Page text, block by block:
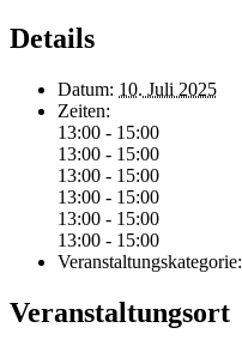
Details
Datum: 10. Juli 2025
Zeiten:
13:00 - 15:00
13:00 - 15:00
13:00 - 15:00
13:00 - 15:00
13:00 - 15:00
13:00 - 15:00
Veranstaltungskategorie:
Veranstaltungsort